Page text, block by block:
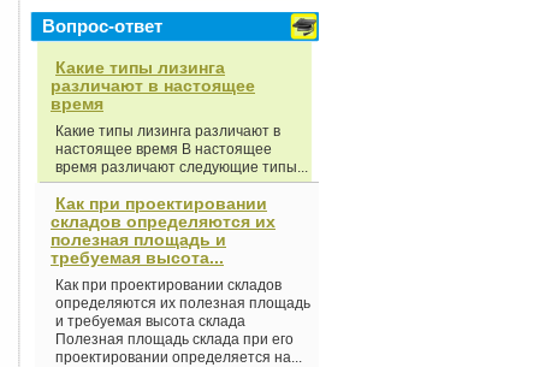
Вопрос-ответ
Какие типы лизинга
различают в настоящее
время
Какие типы лизинга различают в
настоящее время В настоящее
время различают следующие типы...
Как при проектировании
складов определяются их
полезная площадь и
требуемая высота...
Как при проектировании складов
определяются их полезная площадь
и требуемая высота склада
Полезная площадь склада при его
проектировании определяется на...